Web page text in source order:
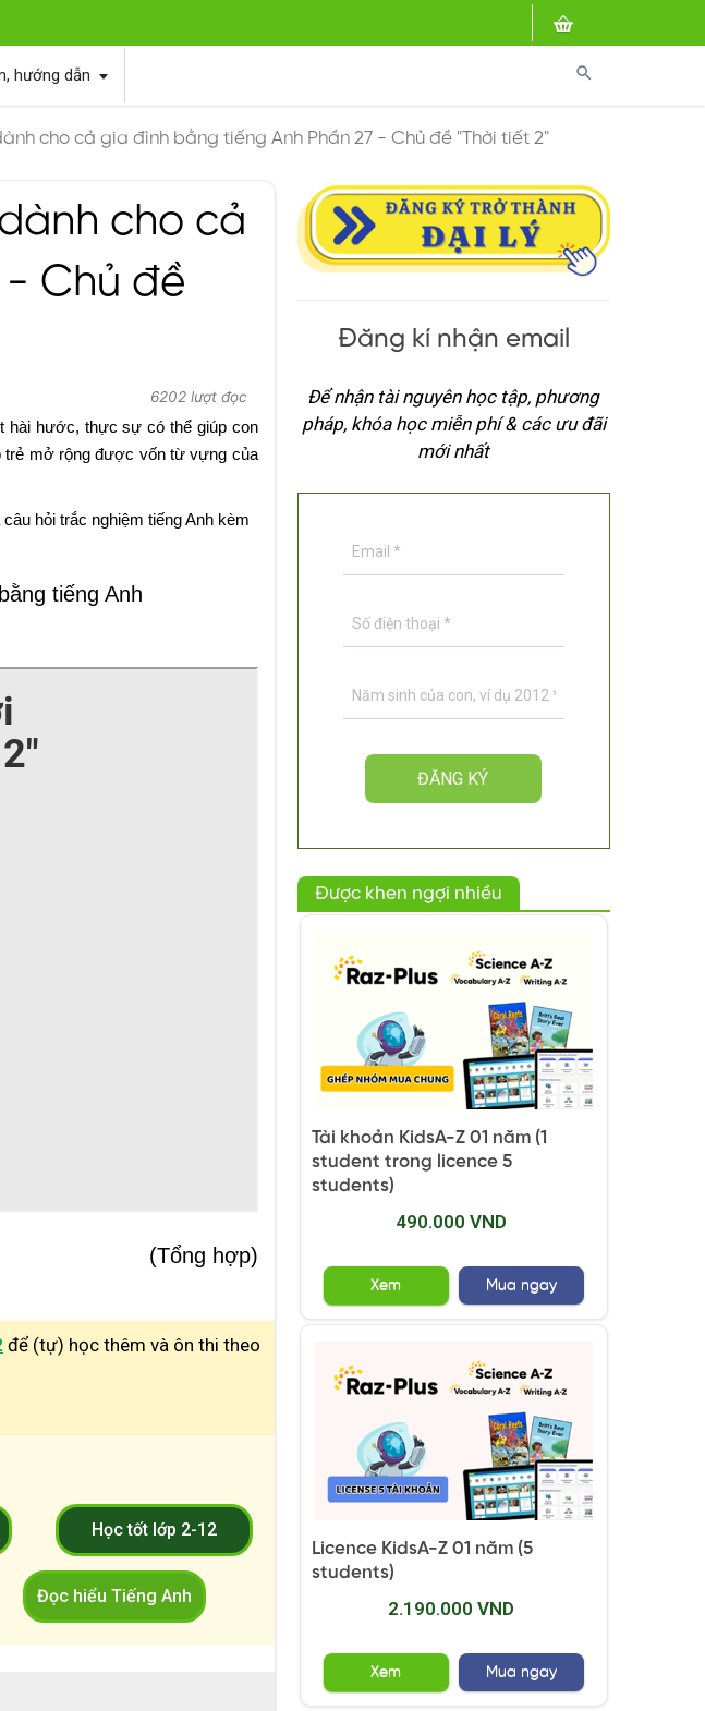
search
hướng dẫn
cho cả gia đình bằng tiếng Anh Phần 27 - Chủ đề "Thời tiết 2"
cho cả
- Chủ đề
6202 lượt đọc
hài hước, thực sự có thể giúp con
trẻ mở rộng được vốn từ vựng của
hỏi trắc nghiệm tiếng Anh kèm
tiếng Anh
(Tổng hợp)
để (tự) học thêm và ôn thi theo
Học tốt lớp 2-12
Đọc hiểu Tiếng Anh
Đăng kí nhận email
Để nhận tài nguyên học tập, phương
pháp, khóa học miễn phí & các ưu đãi
mới nhất
Được khen ngợi nhiều
Tài khoản KidsA-Z 01 năm (1
student trong licence 5
students)
490.000 VND
Xem Mua ngay
Licence KidsA-Z 01 năm (5
students)
2.190.000 VND
Xem Mua ngay